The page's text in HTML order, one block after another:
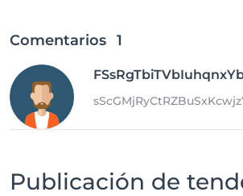
Comentarios 1
Publicación de